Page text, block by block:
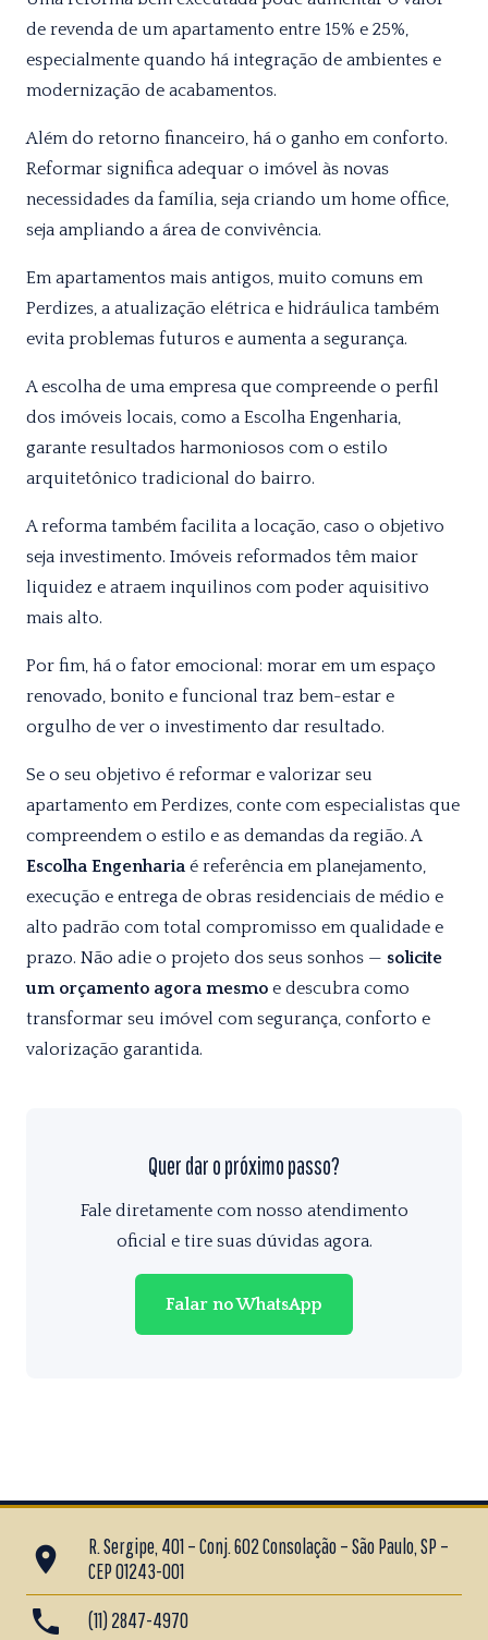
de revenda de um apartamento entre 15% e 25%,
especialmente quando há integração de ambientes e
modernização de acabamentos.
Além do retorno financeiro, há o ganho em conforto.
Reformar significa adequar o imóvel às novas
necessidades da família, seja criando um home office,
seja ampliando a área de convivência.
Em apartamentos mais antigos, muito comuns em
Perdizes, a atualização elétrica e hidráulica também
evita problemas futuros e aumenta a segurança.
A escolha de uma empresa que compreende o perfil
dos imóveis locais, como a Escolha Engenharia,
garante resultados harmoniosos com o estilo
arquitetônico tradicional do bairro.
A reforma também facilita a locação, caso o objetivo
seja investimento. Imóveis reformados têm maior
liquidez e atraem inquilinos com poder aquisitivo
mais alto.
Por fim, há o fator emocional: morar em um espaço
renovado, bonito e funcional traz bem-estar e
orgulho de ver o investimento dar resultado.
Se o seu objetivo é reformar e valorizar seu
apartamento em Perdizes, conte com especialistas que
compreendem o estilo e as demandas da região. A
Escolha Engenharia é referência em planejamento,
execução e entrega de obras residenciais de médio e
alto padrão com total compromisso em qualidade e
prazo. Não adie o projeto dos seus sonhos — solicite
um orçamento agora mesmo e descubra como
transformar seu imóvel com segurança, conforto e
valorização garantida.
Quer dar o próximo passo?
Fale diretamente com nosso atendimento
oficial e tire suas dúvidas agora.
Falar no WhatsApp
place
R. Sergipe, 401 – Conj. 602 Consolação – São Paulo, SP –
CEP 01243-001
phone (11) 2847-4970